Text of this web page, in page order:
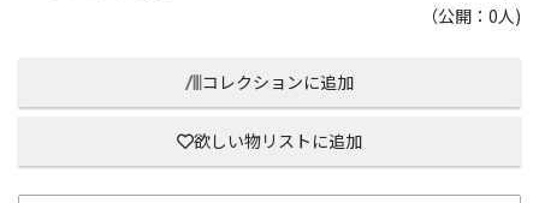
（公開：0人)
コレクションに追加
欲しい物リストに追加